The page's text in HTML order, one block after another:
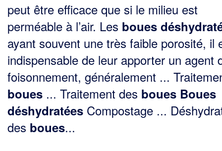
peut être effi­cace que si le milieu est
perméable à l’air. Les boues
ayant souvent une très faible porosité, il
indispensable de leur apporter un agent
foisonnement, généralement ...
boues ... Traitement des boues Boues
déshydratées Compostage ...
des boues...